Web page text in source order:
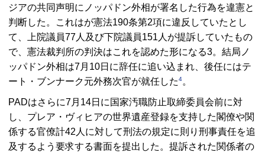
ジアの共同声明にノッパドン外相が署名した行為を違憲と
判断した。これはが憲法190条第2項に違反していたとし
て、上院議員77人及び下院議員151人が提訴していたもの
で、憲法裁判所の判決はこれを認めた形になる3。結局ノ
ッパドン外相は7月10日に辞任に追い込まれ、後任にはテ
ート・ブンナーク元外務次官が就任した4。
PADはさらに7月14日に国家汚職防止取締委員会前に対
し、プレア・ヴィヒアの世界遺産登録を支持した閣僚や関
係する官僚計42人に対して刑法の規定に則り刑事責任を追
及するよう要求する書面を提出した。提訴された関係者の